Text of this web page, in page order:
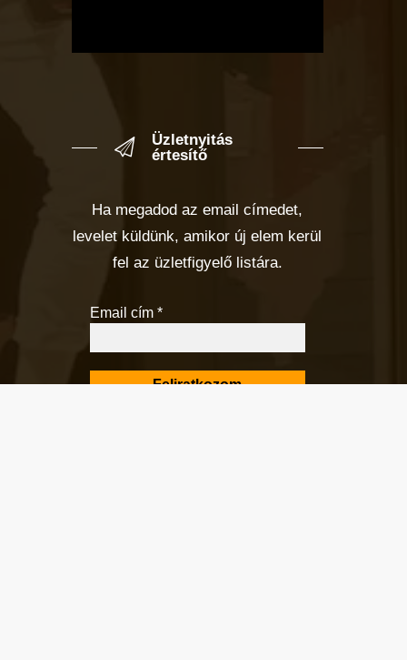
Üzletnyitás
értesítő
Ha megadod az email címedet,
levelet küldünk, amikor új elem kerül
fel az üzletfigyelő listára.
Email cím *